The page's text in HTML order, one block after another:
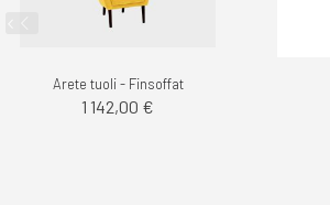
Arete tuoli - Finsoffat
1 142,00 €